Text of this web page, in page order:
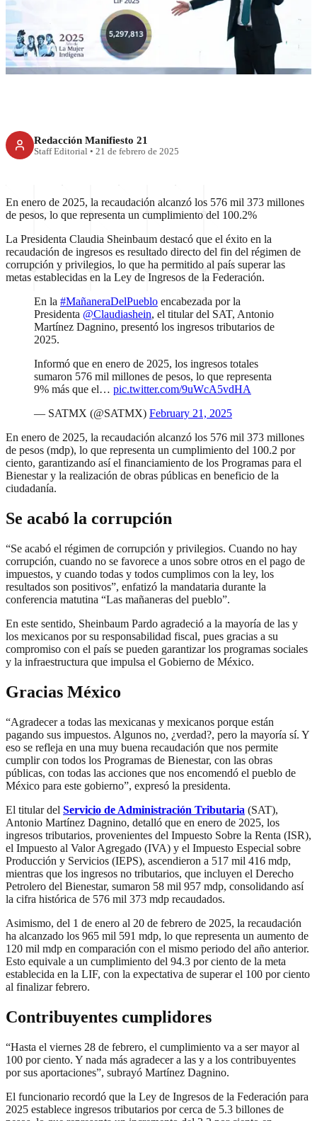
Recaudación aumenta gracias
a régimen de no corrupción
Redacción Manifiesto 21
Staff Editorial • 21 de febrero de 2025
En enero de 2025, la recaudación alcanzó los 576 mil 373 millones
de pesos, lo que representa un cumplimiento del 100.2%
La Presidenta Claudia Sheinbaum destacó que el éxito en la
recaudación de ingresos es resultado directo del fin del régimen de
corrupción y privilegios, lo que ha permitido al país superar las
metas establecidas en la Ley de Ingresos de la Federación.
En la #MañaneraDelPueblo encabezada por la
Presidenta @Claudiashein, el titular del SAT, Antonio
Martínez Dagnino, presentó los ingresos tributarios de
2025.
Informó que en enero de 2025, los ingresos totales
sumaron 576 mil millones de pesos, lo que representa
9% más que el… pic.twitter.com/9uWcA5vdHA
— SATMX (@SATMX) February 21, 2025
En enero de 2025, la recaudación alcanzó los 576 mil 373 millones
de pesos (mdp), lo que representa un cumplimiento del 100.2 por
ciento, garantizando así el financiamiento de los Programas para el
Bienestar y la realización de obras públicas en beneficio de la
ciudadanía.
Se acabó la corrupción
“Se acabó el régimen de corrupción y privilegios. Cuando no hay
corrupción, cuando no se favorece a unos sobre otros en el pago de
impuestos, y cuando todas y todos cumplimos con la ley, los
resultados son positivos”, enfatizó la mandataria durante la
conferencia matutina “Las mañaneras del pueblo”.
En este sentido, Sheinbaum Pardo agradeció a la mayoría de las y
los mexicanos por su responsabilidad fiscal, pues gracias a su
compromiso con el país se pueden garantizar los programas sociales
y la infraestructura que impulsa el Gobierno de México.
Gracias México
“Agradecer a todas las mexicanas y mexicanos porque están
pagando sus impuestos. Algunos no, ¿verdad?, pero la mayoría sí. Y
eso se refleja en una muy buena recaudación que nos permite
cumplir con todos los Programas de Bienestar, con las obras
públicas, con todas las acciones que nos encomendó el pueblo de
México para este gobierno”, expresó la presidenta.
El titular del Servicio de Administración Tributaria (SAT),
Antonio Martínez Dagnino, detalló que en enero de 2025, los
ingresos tributarios, provenientes del Impuesto Sobre la Renta (ISR),
el Impuesto al Valor Agregado (IVA) y el Impuesto Especial sobre
Producción y Servicios (IEPS), ascendieron a 517 mil 416 mdp,
mientras que los ingresos no tributarios, que incluyen el Derecho
Petrolero del Bienestar, sumaron 58 mil 957 mdp, consolidando así
la cifra histórica de 576 mil 373 mdp recaudados.
Asimismo, del 1 de enero al 20 de febrero de 2025, la recaudación
ha alcanzado los 965 mil 591 mdp, lo que representa un aumento de
120 mil mdp en comparación con el mismo periodo del año anterior.
Esto equivale a un cumplimiento del 94.3 por ciento de la meta
establecida en la LIF, con la expectativa de superar el 100 por ciento
al finalizar febrero.
Contribuyentes cumplidores
“Hasta el viernes 28 de febrero, el cumplimiento va a ser mayor al
100 por ciento. Y nada más agradecer a las y a los contribuyentes
por sus aportaciones”, subrayó Martínez Dagnino.
El funcionario recordó que la Ley de Ingresos de la Federación para
2025 establece ingresos tributarios por cerca de 5.3 billones de